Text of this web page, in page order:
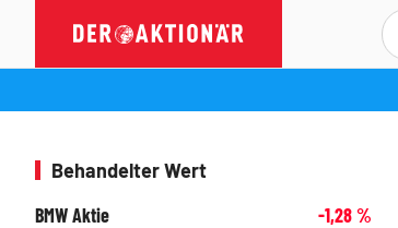
Behandelter Wert
BMW Aktie
-1,28%